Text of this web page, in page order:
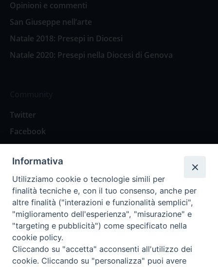
Opinioni e commenti
San Giuseppe nell’arte
Natale 2018: Presepi in Diocesi
Natale 2020: Presepi nella Diocesi di Genova
Twitter
Facebook
Contattaci
Spazio Lettori
Eventi
Eventi diocesani
Informativa
Utilizziamo cookie o tecnologie simili per
finalità tecniche e, con il tuo consenso, anche per
altre finalità ("interazioni e funzionalità semplici",
"miglioramento dell'esperienza", "misurazione" e
"targeting e pubblicità") come specificato nella
cookie policy.
Cliccando su "accetta" acconsenti all'utilizzo dei
cookie. Cliccando su "personalizza" puoi avere